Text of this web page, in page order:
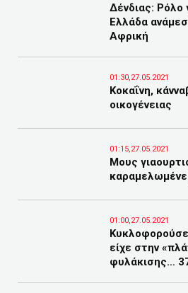
Δένδιας: Ρόλο
Ελλάδα
Αφρική
01:30,27.05.2021
Κοκαΐνη,
οικογένειας
01:15,27.05.2021
Μους
01:00,27.05.2021
είχε στην
φυλάκισης…